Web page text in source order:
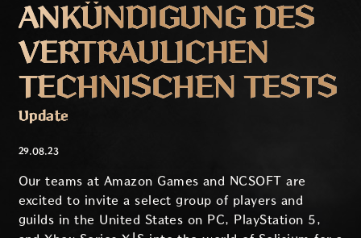
ANKÜNDIGUNG DES
VERTRAULICHEN
TECHNISCHEN TESTS
Update
29.08.23
Our teams at Amazon Games and NCSOFT are
excited to invite a select group of players and
guilds in the United States on PC, PlayStation 5,